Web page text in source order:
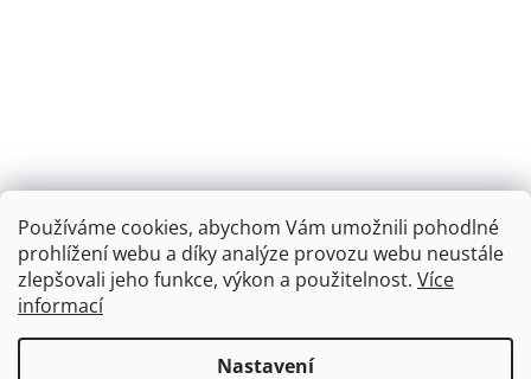
Používáme cookies, abychom Vám umožnili pohodlné
prohlížení webu a díky analýze provozu webu neustále
zlepšovali jeho funkce, výkon a použitelnost. Více
informací
Nastavení
Sledovat na Instagramu